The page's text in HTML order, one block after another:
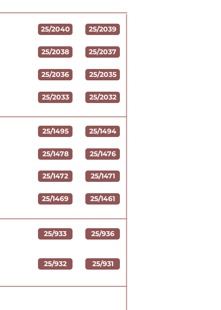
25/2040
25/2038
25/2036
25/2033
25/2039
25/2037
25/2035
25/2032
25/1495
25/1478
25/1472
25/1469
25/1494
25/1476
25/1471
25/1461
25/933
25/932
25/936
25/931